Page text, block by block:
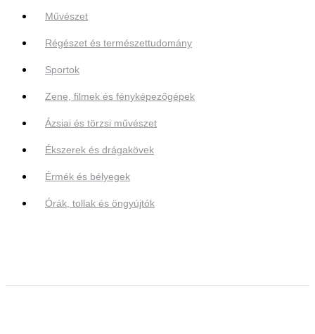
Művészet
Régészet és természettudomány
Sportok
Zene, filmek és fényképezőgépek
Ázsiai és törzsi művészet
Ékszerek és drágakövek
Érmék és bélyegek
Órák, tollak és öngyújtók